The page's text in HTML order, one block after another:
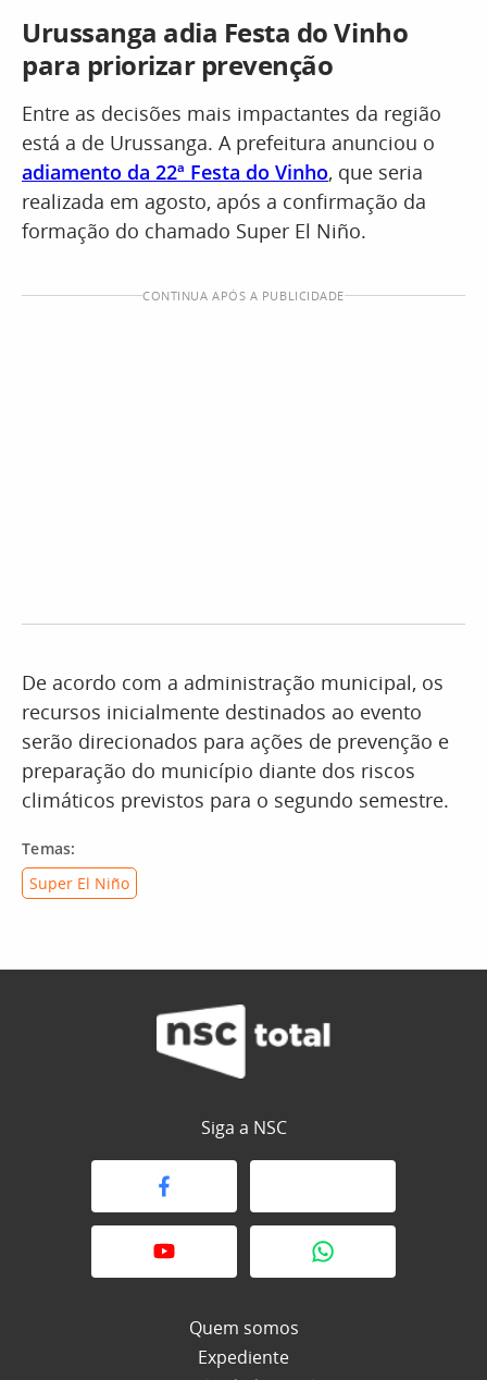
Urussanga adia Festa do Vinho
para priorizar prevenção
Entre as decisões mais impactantes da região
está a de Urussanga. A prefeitura anunciou o
adiamento da 22ª Festa do Vinho, que seria
realizada em agosto, após a confirmação da
formação do chamado Super El Niño.
CONTINUA APÓS A PUBLICIDADE
De acordo com a administração municipal, os
recursos inicialmente destinados ao evento
serão direcionados para ações de prevenção e
preparação do município diante dos riscos
climáticos previstos para o segundo semestre.
Temas:
Super El Niño
Siga a NSC
Quem somos
Expediente